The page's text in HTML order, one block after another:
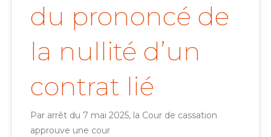
du prononcé de
la nullité d’un
contrat lié
Par arrêt du 7 mai 2025, la Cour de cassation
approuve une cour